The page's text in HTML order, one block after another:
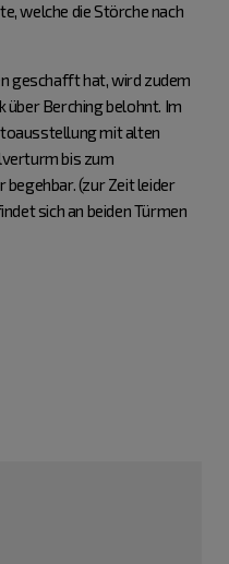
welche die Störche nach
geschafft hat, wird zudem
über Berching belohnt. Im
mit alten
bis zum
(zur Zeit leider
sich an beiden Türmen